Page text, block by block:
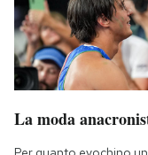
AREA
Area Personale
Notifiche
La moda